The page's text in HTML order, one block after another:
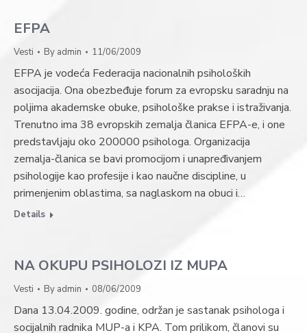
EFPA
Vesti By admin 11/06/2009
EFPA je vodeća Federacija nacionalnih psiholoških
asocijacija. Ona obezbeđuje forum za evropsku saradnju na
poljima akademske obuke, psihološke prakse i istraživanja.
Trenutno ima 38 evropskih zemalja članica EFPA-e, i one
predstavljaju oko 200000 psihologa. Organizacija
zemalja-članica se bavi promocijom i unapređivanjem
psihologije kao profesije i kao naučne discipline, u
primenjenim oblastima, sa naglaskom na obuci i…
Details
NA OKUPU PSIHOLOZI IZ MUPA
Vesti By admin 08/06/2009
Dana 13.04.2009. godine, održan je sastanak psihologa i
socijalnih radnika MUP-a i KPA. Tom prilikom, članovi su